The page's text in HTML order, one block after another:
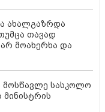
ახალგაზრდა
თავად
მოახერხა და
მოსწავლე სასკოლო